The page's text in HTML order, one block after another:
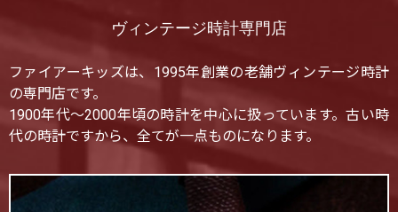
ヴィンテージ時計専門店
ファイアーキッズは、1995年創業の老舗ヴィンテージ時計
の専門店です。
1900年代〜2000年頃の時計を中心に扱っています。古い時
代の時計ですから、全てが一点ものになります。